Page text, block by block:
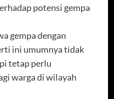
potensi gempa
gempa dengan
ini umumnya tidak
tetap perlu
warga di wilayah